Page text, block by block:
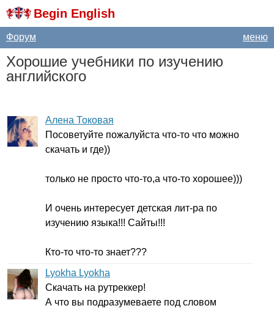
Begin English
меню
Форум
Хорошие учебники по изучению
английского
Алена Токовая
Посоветуйте пожалуйста что-то что можно
скачать и где))
только не просто что-то,а что-то хорошее)))
И очень интересует детская лит-ра по
изучению языка!!! Сайты!!!
Кто-то что-то знает???
Lyokha Lyokha
Скачать на рутреккер!
А что вы подразумеваете под словом